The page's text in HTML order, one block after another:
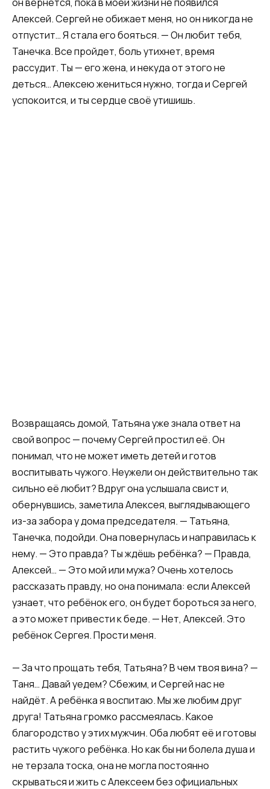
Алексей. Сергей не обижает меня, но он никогда не
отпустит… Я стала его бояться. — Он любит тебя,
Танечка. Все пройдет, боль утихнет, время
рассудит. Ты — его жена, и некуда от этого не
деться… Алексею жениться нужно, тогда и Сергей
успокоится, и ты сердце своё утишишь.
Возвращаясь домой, Татьяна уже знала ответ на
свой вопрос — почему Сергей простил её. Он
понимал, что не может иметь детей и готов
воспитывать чужого. Неужели он действительно так
сильно её любит? Вдруг она услышала свист и,
обернувшись, заметила Алексея, выглядывающего
из-за забора у дома председателя. — Татьяна,
Танечка, подойди. Она повернулась и направилась к
нему. — Это правда? Ты ждёшь ребёнка? — Правда,
Алексей… — Это мой или мужа? Очень хотелось
рассказать правду, но она понимала: если Алексей
узнает, что ребёнок его, он будет бороться за него,
а это может привести к беде. — Нет, Алексей. Это
ребёнок Сергея. Прости меня.
— За что прощать тебя, Татьяна? В чем твоя вина? —
Таня… Давай уедем? Сбежим, и Сергей нас не
найдёт. А ребёнка я воспитаю. Мы же любим друг
друга! Татьяна громко рассмеялась. Какое
благородство у этих мужчин. Оба любят её и готовы
растить чужого ребёнка. Но как бы ни болела душа и
не терзала тоска, она не могла постоянно
скрываться и жить с Алексеем без официальных